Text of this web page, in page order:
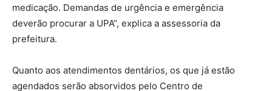
medicação. Demandas de urgência e emergência
deverão procurar a UPA”, explica a assessoria da
prefeitura.
Quanto aos atendimentos dentários, os que já estão
agendados serão absorvidos pelo Centro de